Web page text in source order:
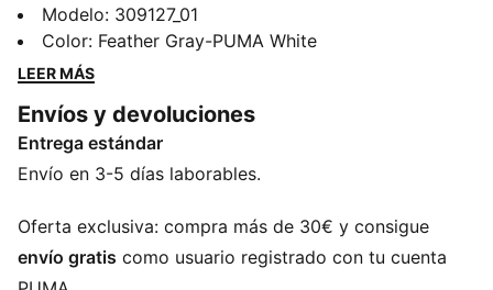
la excelencia de los deportes de motor y al legendario
legado automovilístico de Ferrari. Esta gama de
calzado, ropa y accesorios combina estilo, comodidad
de Scuderia Ferrari, para que puedas disfrutar el
legado de Ferrari allá donde vayas. Estas zapatillas
presentan un diseño dinámico con colores atrevidos y
CARACTERÍSTICAS + BENEFICIOS
El empeine de las zapatillas está fabricado con al
menos un 20 % de materiales reciclados
Modelo: 309127_01
Color: Feather Gray-PUMA White
LEER MÁS
Envíos y devoluciones
Entrega estándar
Envío en 3-5 días laborables.
Oferta exclusiva: compra más de 30€ y consigue
envío gratis como usuario registrado con tu cuenta